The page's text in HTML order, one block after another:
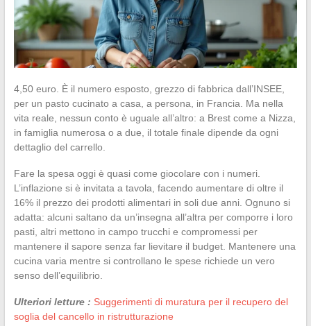
4,50 euro. È il numero esposto, grezzo di fabbrica dall’INSEE,
per un pasto cucinato a casa, a persona, in Francia. Ma nella
vita reale, nessun conto è uguale all’altro: a Brest come a Nizza,
in famiglia numerosa o a due, il totale finale dipende da ogni
dettaglio del carrello.
Fare la spesa oggi è quasi come giocolare con i numeri.
L’inflazione si è invitata a tavola, facendo aumentare di oltre il
16% il prezzo dei prodotti alimentari in soli due anni. Ognuno si
adatta: alcuni saltano da un’insegna all’altra per comporre i loro
pasti, altri mettono in campo trucchi e compromessi per
mantenere il sapore senza far lievitare il budget. Mantenere una
cucina varia mentre si controllano le spese richiede un vero
senso dell’equilibrio.
Ulteriori letture : Suggerimenti di muratura per il recupero del
soglia del cancello in ristrutturazione